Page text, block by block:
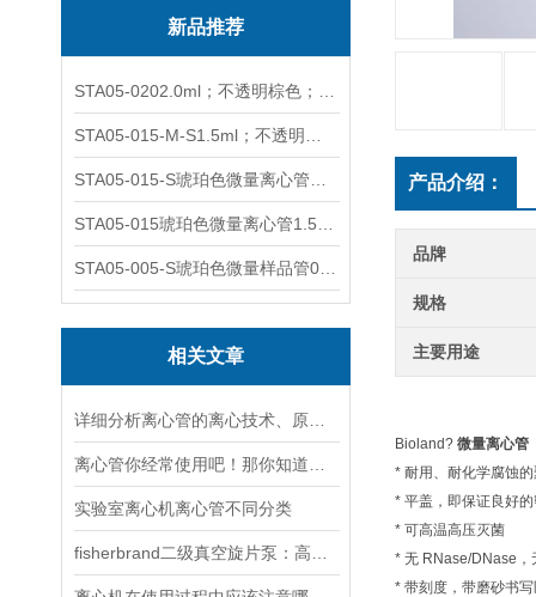
新品推荐
相关文章
实验室离心机离心管不同分类
产品介绍：
品牌
规格
主要用途
Bioland? 微量离心管
* 耐用、耐化学腐蚀
* 平盖，即保证良好
* 可高温高压灭菌
* 无 RNase/DNase，
* 带刻度，带磨砂书